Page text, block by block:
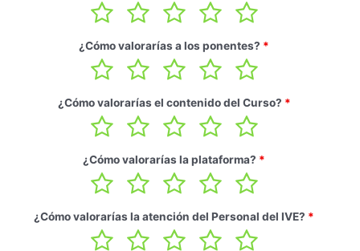
¿Cómo valorarías a los ponentes? *
¿Cómo valorarías el contenido del Curso? *
¿Cómo valorarías la plataforma? *
¿Cómo valorarías la atención del Personal del IVE? *